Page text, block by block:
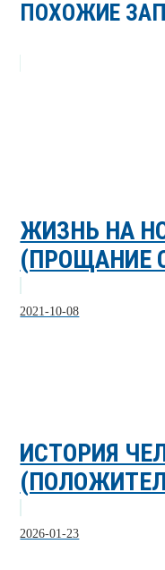
ПОХОЖИЕ
ЖИЗНЬ НА
(ПРОЩАНИЕ
2021-10-08
ИСТОРИЯ
2026-01-23